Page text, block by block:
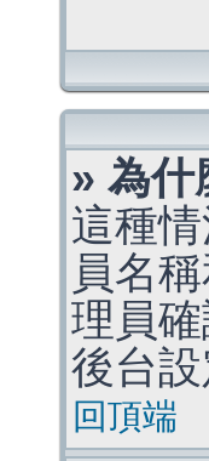
» 為什
這種
員名
理員
後台
回頂端